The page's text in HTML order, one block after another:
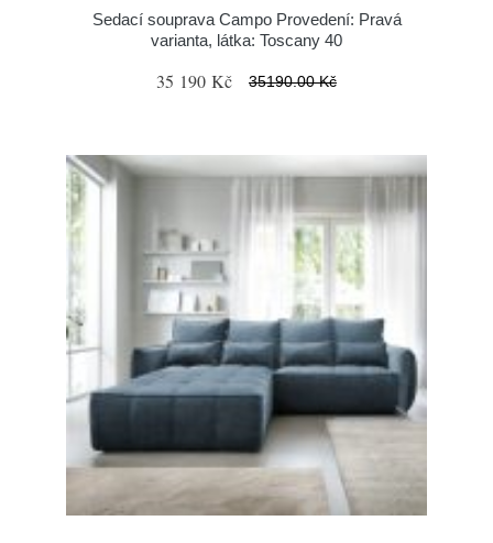
Sedací souprava Campo Provedení: Pravá
varianta, látka: Toscany 40
35 190 Kč 35190.00 Kč